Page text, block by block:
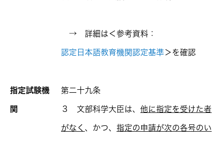
→ 詳細は＜参考資料：
認定日本語教育機関認定基準 ＞を確認
指定試験機
関
第二十九条
３ 文部科学大臣は、他に指定を受けた者
がなく 、かつ、 指定の申請が次の各号のい